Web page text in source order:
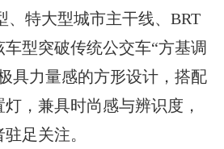
、特大型城市主干线、BRT
型突破传统公交车“方基调
具力量感的方形设计，搭配
，兼具时尚感与辨识度，
足关注。